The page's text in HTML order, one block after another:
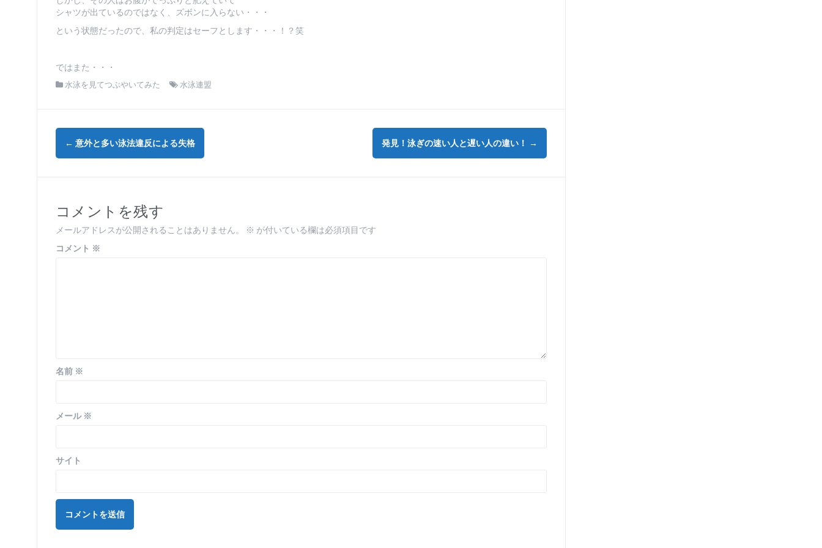
シャツが出ているのではなく、ズボンに入らない・・・
という状態だったので、私の判定はセーフとします・・・！？笑
ではまた・・・
水泳を見てつぶやいてみた 水泳連盟
投
稿
ビ
ゲ
ー
← 意外と多い泳法違反による失格 発見！泳ぎの速い人と遅い人の違い！ →
コメントを残す
メールアドレスが公開されることはありません。 ※ が付いている欄は必須項目です
コメント ※
名前 ※
メール ※
サイト